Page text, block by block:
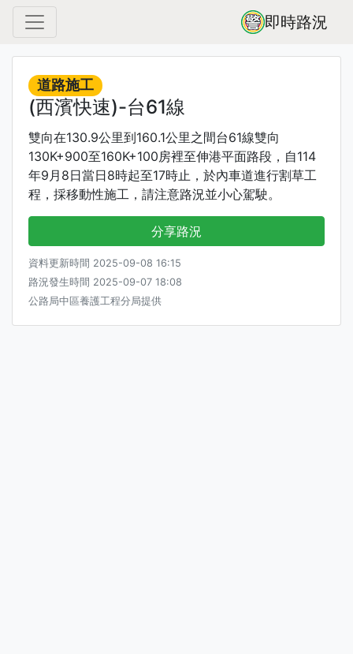
即時路況
道路施工
(西濱快速)-台61線
雙向在130.9公里到160.1公里之間台61線雙向
130K+900至160K+100房裡至伸港平面路段，自114
年9月8日當日8時起至17時止，於內車道進行割草工
程，採移動性施工，請注意路況並小心駕駛。
分享路況
資料更新時間 2025-09-08 16:15
路況發生時間 2025-09-07 18:08
公路局中區養護工程分局提供